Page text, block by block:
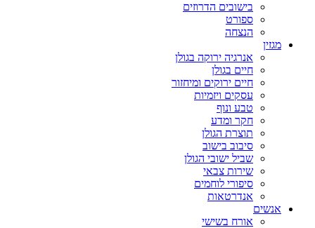
בישובים הדרוזים
ספורט
הנצחה
מגזין
אנרגיה ירוקה בגולן
חיים בגולן
חיים ירוקים ומיחזור
עסקים ויזמיות
טבע ונוף
חקר ומדע
תוצרת הגולן
סיבוב בישוב
שביל ישובי הגולן
שירות צבאי
סיפורי לוחמים
אנדרטאות
אנשים
אורח בשישי